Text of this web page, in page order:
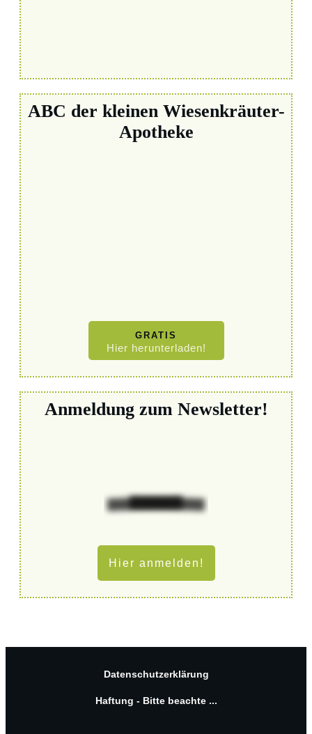
ABC der kleinen Wiesenkräuter-
Apotheke
GRATIS
Hier herunterladen!
Anmeldung zum Newsletter!
Hier anmelden!
Datenschutzerklärung
Haftung - Bitte beachte ...